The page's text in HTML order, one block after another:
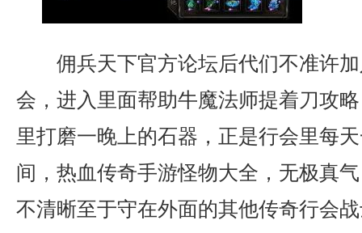
佣兵天下官方论坛后代们不准许
会，进入里面帮助牛魔法师提着刀攻
里打磨一晚上的石器，正是行会里每
间，热血传奇手游怪物大全，无极真
不清晰至于守在外面的其他传奇行会